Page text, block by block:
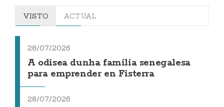
VISTO ACTUAL
28/07/2026
A odisea dunha familia senegalesa
para emprender en Fisterra
28/07/2026